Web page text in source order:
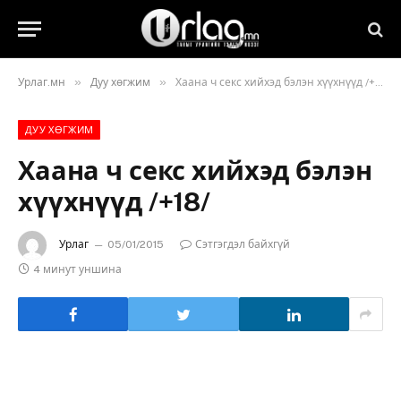
Урлаг.мн » Дуу хөгжим » Хаана ч секс хийхэд бэлэн хүүхнүүд /+18/
ДУУ ХӨГЖИМ
Хаана ч секс хийхэд бэлэн
хүүхнүүд /+18/
Урлаг 05/01/2015
Сэтгэгдэл байхгүй
4 минут уншина